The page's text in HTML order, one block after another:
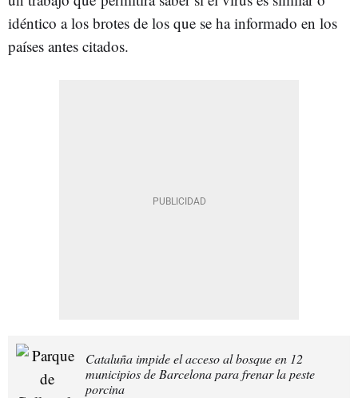
idéntico a los brotes de los que se ha informado en los
países antes citados.
Cataluña impide el acceso al bosque en 12
municipios de Barcelona para frenar la peste
porcina